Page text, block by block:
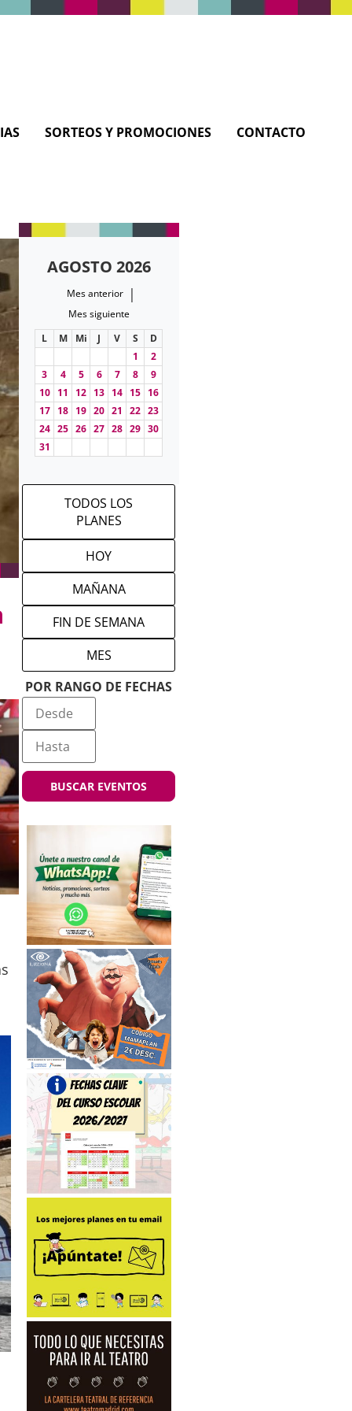
SORTEOS Y PROMOCIONES CONTACTO
AGOSTO 2026
Mes anterior |
Mes siguiente
L
M Mi J V S
D
1
2
3
4 5 6 7 8
9
10 11 12 13 14 15 16
17 18 19 20 21 22 23
24 25 26 27 28 29 30
31
TODOS LOS
PLANES
HOY
MAÑANA
FIN DE SEMANA
MES
POR RANGO DE FECHAS
BUSCAR EVENTOS